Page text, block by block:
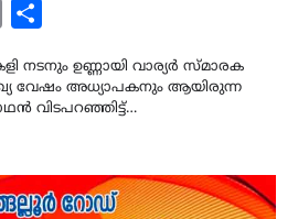
Copy
നടനും ഉണ്ണായി വാര്യർ സ്മാരക
വേഷം അധ്യാപകനും ആയിരുന്ന
വിടപറഞ്ഞിട്ട്…